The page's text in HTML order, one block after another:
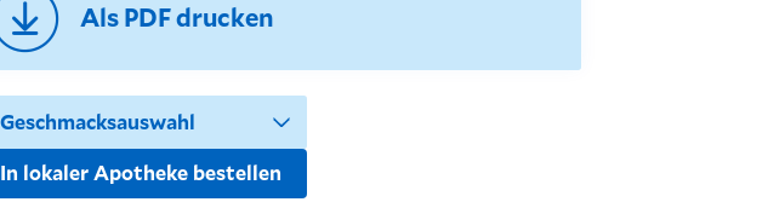
Als PDF drucken
In lokaler Apotheke bestellen